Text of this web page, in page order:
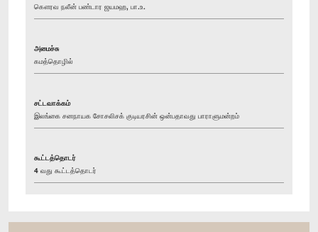
கௌரவ நலீன் பண்டார ஜயமஹ, பா.உ.
அமைச்சு
கமத்தொழில்
சட்டவாக்கம்
இலங்கை சனநாயக சோசலிசக் குடியரசின் ஒன்பதாவது பாராளுமன்றம்
கூட்டத்தொடர்
4 வது கூட்டத்தொடர்